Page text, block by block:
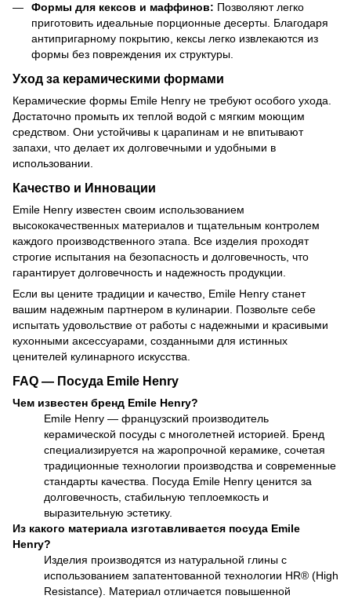
Формы для кексов и маффинов: Позволяют легко
приготовить идеальные порционные десерты. Благодаря
антипригарному покрытию, кексы легко извлекаются из
формы без повреждения их структуры.
Уход за керамическими формами
Керамические формы Emile Henry не требуют особого ухода.
Достаточно промыть их теплой водой с мягким моющим
средством. Они устойчивы к царапинам и не впитывают
запахи, что делает их долговечными и удобными в
использовании.
Качество и Инновации
Emile Henry известен своим использованием
высококачественных материалов и тщательным контролем
каждого производственного этапа. Все изделия проходят
строгие испытания на безопасность и долговечность, что
гарантирует долговечность и надежность продукции.
Если вы цените традиции и качество, Emile Henry станет
вашим надежным партнером в кулинарии. Позвольте себе
испытать удовольствие от работы с надежными и красивыми
кухонными аксессуарами, созданными для истинных
ценителей кулинарного искусства.
FAQ — Посуда Emile Henry
Чем известен бренд Emile Henry?
Emile Henry — французский производитель
керамической посуды с многолетней историей. Бренд
специализируется на жаропрочной керамике, сочетая
традиционные технологии производства и современные
стандарты качества. Посуда Emile Henry ценится за
долговечность, стабильную теплоемкость и
выразительную эстетику.
Из какого материала изготавливается посуда Emile
Henry?
Изделия производятся из натуральной глины с
использованием запатентованной технологии HR® (High
Resistance). Материал отличается повышенной